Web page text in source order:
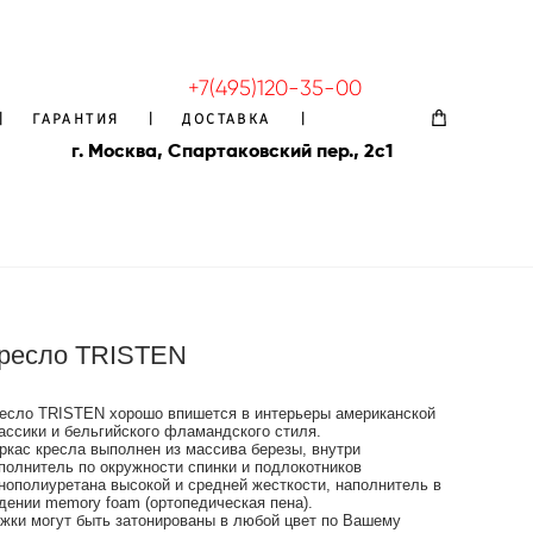
+7(495)120-35-00
г. Москва, Спартаковский пер., 2с1
ГАРАНТИЯ ДОСТАВКА
ГАРАНТИЯ ДОСТАВКА
TRISTEN
TRISTEN хорошо впишется в интерьеры американской
и бельгийского фламандского стиля.
кресла выполнен из массива березы, внутри
по окружности спинки и подлокотников
высокой и средней жесткости, наполнитель в
memory foam (ортопедическая пена).
могут быть затонированы в любой цвет по Вашему